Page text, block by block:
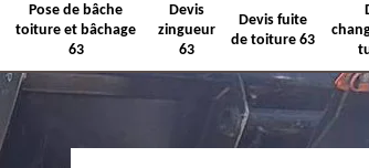
Pose de bâche
toiture et bâchage
63
Devis
zingueur
63
Devis fuite
de toiture 63